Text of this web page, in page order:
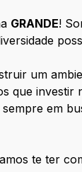
GRANDE!
um
que
sempre em
te ter